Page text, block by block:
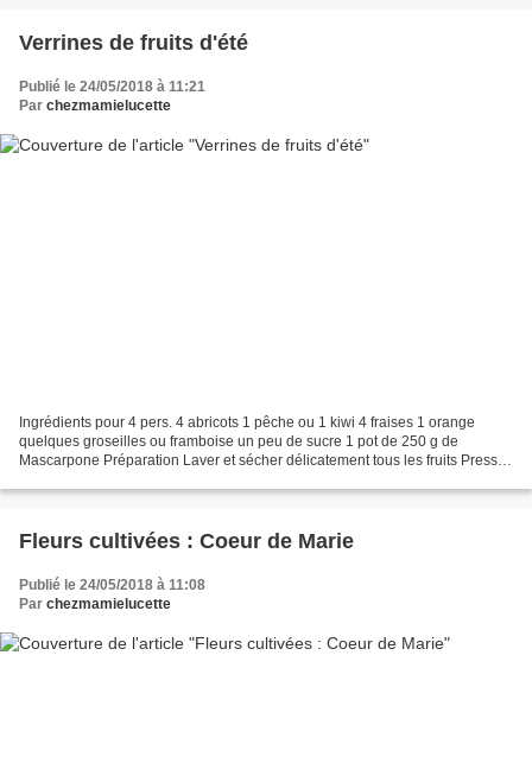
Verrines de fruits d'été
Publié le 24/05/2018 à 11:21
Par chezmamielucette
Ingrédients pour 4 pers. 4 abricots 1 pêche ou 1 kiwi 4 fraises 1 orange
quelques groseilles ou framboise un peu de sucre 1 pot de 250 g de
Mascarpone Préparation Laver et sécher délicatement tous les fruits Presser
Fleurs cultivées : Coeur de Marie
Publié le 24/05/2018 à 11:08
Par chezmamielucette